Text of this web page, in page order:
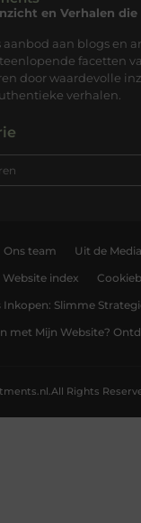
en Verhalen die
aanbod aan blogs en
facetten
door waardevolle
verhalen.
Ons team Uit de Media
Website index
Inkopen: Slimme
met Mijn Website?
All Rights